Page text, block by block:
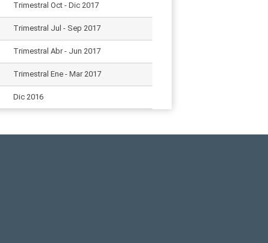
Trimestral Oct - Dic 2017
Trimestral Jul - Sep 2017
Trimestral Abr - Jun 2017
Trimestral Ene - Mar 2017
Dic 2016